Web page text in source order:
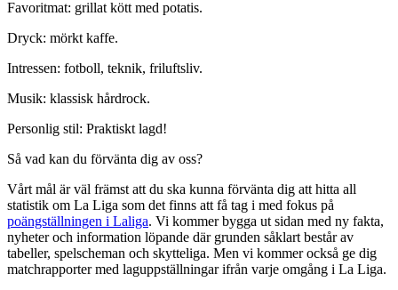
Favoritmat: grillat kött med potatis.
Dryck: mörkt kaffe.
Intressen: fotboll, teknik, friluftsliv.
Musik: klassisk hårdrock.
Personlig stil: Praktiskt lagd!
Så vad kan du förvänta dig av oss?
Vårt mål är väl främst att du ska kunna förvänta dig att hitta all
statistik om La Liga som det finns att få tag i med fokus på
poängställningen i Laliga. Vi kommer bygga ut sidan med ny fakta,
nyheter och information löpande där grunden såklart består av
tabeller, spelscheman och skytteliga. Men vi kommer också ge dig
matchrapporter med laguppställningar ifrån varje omgång i La Liga.